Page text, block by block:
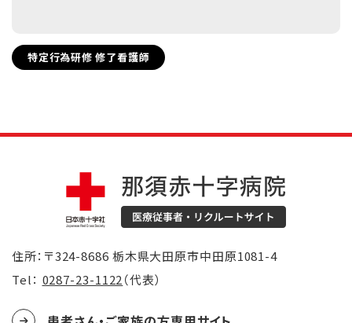
特定行為研修 修了看護師
住所：〒324-8686 栃木県大田原市中田原1081-4
Tel： 0287-23-1122 （代表）